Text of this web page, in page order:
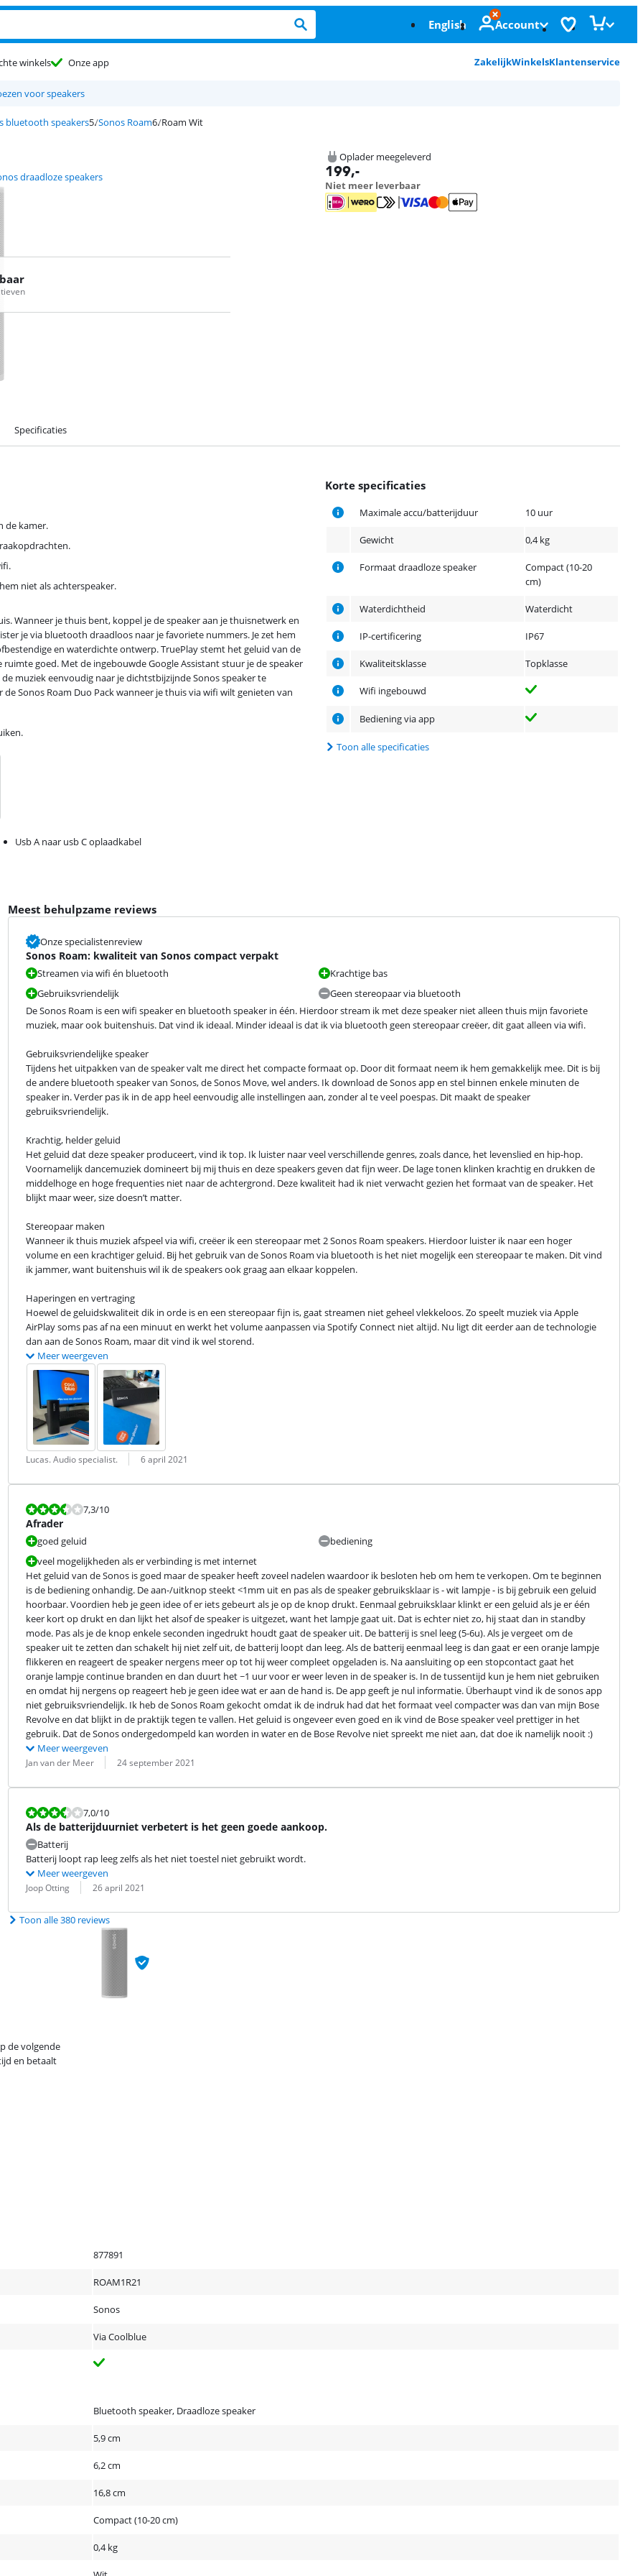
English Account
winkels Onze app ZakelijkWinkelsKlantenservice
voor speakers
bluetooth speakers Sonos Roam Roam Wit
draadloze speakers
Oplader meegeleverd
199,-
Niet meer leverbaar
Specificaties
Korte specificaties
Maximale accu/batterijduur 10 uur
Gewicht 0,4 kg
Formaat draadloze speaker
Compact (10-20
cm)
Waterdichtheid Waterdicht
IP-certificering IP67
Kwaliteitsklasse Topklasse
Wifi ingebouwd
Bediening via app
Toon alle specificaties
de kamer.
niet als achterspeaker.
Wanneer je thuis bent, koppel je de speaker aan je thuisnetwerk en
je via bluetooth draadloos naar je favoriete nummers. Je zet hem
en waterdichte ontwerp. TruePlay stemt het geluid van de
goed. Met de ingebouwde Google Assistant stuur je de speaker
muziek eenvoudig naar je dichtstbijzijnde Sonos speaker te
Sonos Roam Duo Pack wanneer je thuis via wifi wilt genieten van
Usb A naar usb C oplaadkabel
Meest behulpzame reviews
Onze specialistenreview
Sonos Roam: kwaliteit van Sonos compact verpakt
Streamen via wifi én bluetooth
Gebruiksvriendelijk
Krachtige bas
Geen stereopaar via bluetooth
De Sonos Roam is een wifi speaker en bluetooth speaker in één. Hierdoor stream ik met deze speaker niet alleen thuis mijn favoriete
muziek, maar ook buitenshuis. Dat vind ik ideaal. Minder ideaal is dat ik via bluetooth geen stereopaar creëer, dit gaat alleen via wifi.
Gebruiksvriendelijke speaker
Tijdens het uitpakken van de speaker valt me direct het compacte formaat op. Door dit formaat neem ik hem gemakkelijk mee. Dit is bij
de andere bluetooth speaker van Sonos, de Sonos Move, wel anders. Ik download de Sonos app en stel binnen enkele minuten de
speaker in. Verder pas ik in de app heel eenvoudig alle instellingen aan, zonder al te veel poespas. Dit maakt de speaker
gebruiksvriendelijk.
Krachtig, helder geluid
Het geluid dat deze speaker produceert, vind ik top. Ik luister naar veel verschillende genres, zoals dance, het levenslied en hip-hop.
Voornamelijk dancemuziek domineert bij mij thuis en deze speakers geven dat fijn weer. De lage tonen klinken krachtig en drukken de
middelhoge en hoge frequenties niet naar de achtergrond. Deze kwaliteit had ik niet verwacht gezien het formaat van de speaker. Het
blijkt maar weer, size doesn’t matter.
Stereopaar maken
Wanneer ik thuis muziek afspeel via wifi, creëer ik een stereopaar met 2 Sonos Roam speakers. Hierdoor luister ik naar een hoger
volume en een krachtiger geluid. Bij het gebruik van de Sonos Roam via bluetooth is het niet mogelijk een stereopaar te maken. Dit vind
ik jammer, want buitenshuis wil ik de speakers ook graag aan elkaar koppelen.
Haperingen en vertraging
Hoewel de geluidskwaliteit dik in orde is en een stereopaar fijn is, gaat streamen niet geheel vlekkeloos. Zo speelt muziek via Apple
AirPlay soms pas af na een minuut en werkt het volume aanpassen via Spotify Connect niet altijd. Nu ligt dit eerder aan de technologie
dan aan de Sonos Roam, maar dit vind ik wel storend.
Meer weergeven
Beoordeling door:
Lucas. Audio specialist.
Datum: 6 april 2021
Beoordeling is 7,3 van de 10.
7,3/10
Afrader
goed geluid
veel mogelijkheden als er verbinding is met internet
bediening
Het geluid van de Sonos is goed maar de speaker heeft zoveel nadelen waardoor ik besloten heb om hem te verkopen. Om te beginnen
is de bediening onhandig. De aan-/uitknop steekt <1mm uit en pas als de speaker gebruiksklaar is - wit lampje - is bij gebruik een geluid
hoorbaar. Voordien heb je geen idee of er iets gebeurt als je op de knop drukt. Eenmaal gebruiksklaar klinkt er een geluid als je er één
keer kort op drukt en dan lijkt het alsof de speaker is uitgezet, want het lampje gaat uit. Dat is echter niet zo, hij staat dan in standby
mode. Pas als je de knop enkele seconden ingedrukt houdt gaat de speaker uit. De batterij is snel leeg (5-6u). Als je vergeet om de
speaker uit te zetten dan schakelt hij niet zelf uit, de batterij loopt dan leeg. Als de batterij eenmaal leeg is dan gaat er een oranje lampje
flikkeren en reageert de speaker nergens meer op tot hij weer compleet opgeladen is. Na aansluiting op een stopcontact gaat het
oranje lampje continue branden en dan duurt het ~1 uur voor er weer leven in de speaker is. In de tussentijd kun je hem niet gebruiken
en omdat hij nergens op reageert heb je geen idee wat er aan de hand is. De app geeft je nul informatie. Überhaupt vind ik de sonos app
niet gebruiksvriendelijk. Ik heb de Sonos Roam gekocht omdat ik de indruk had dat het formaat veel compacter was dan van mijn Bose
Revolve en dat blijkt in de praktijk tegen te vallen. Het geluid is ongeveer even goed en ik vind de Bose speaker veel prettiger in het
gebruik. Dat de Sonos ondergedompeld kan worden in water en de Bose Revolve niet spreekt me niet aan, dat doe ik namelijk nooit :)
Meer weergeven
Beoordeling door:
Jan van der Meer
Datum: 24 september 2021
Beoordeling is 7,0 van de 10.
7,0/10
Als de batterijduurniet verbetert is het geen goede aankoop.
Batterij
Batterij loopt rap leeg zelfs als het niet toestel niet gebruikt wordt.
Meer weergeven
Beoordeling door:
Joop Otting
Datum: 26 april 2021
Toon alle 380 reviews
de volgende
en betaalt
877891
ROAM1R21
Sonos
Via Coolblue
Bluetooth speaker, Draadloze speaker
5,9 cm
6,2 cm
16,8 cm
Compact (10-20 cm)
0,4 kg